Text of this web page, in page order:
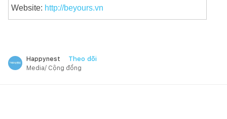
Website: http://beyours.vn
Happynest Theo dõi
Media/ Cộng đồng